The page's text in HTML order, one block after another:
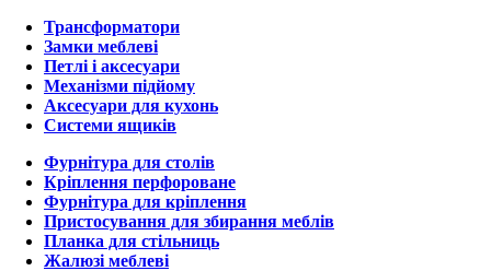
Трансформатори
Замки меблеві
Петлі і аксесуари
Механізми підйому
Аксесуари для кухонь
Системи ящиків
Фурнітура для столів
Кріплення перфороване
Фурнітура для кріплення
Пристосування для збирання меблів
Планка для стільниць
Жалюзі меблеві